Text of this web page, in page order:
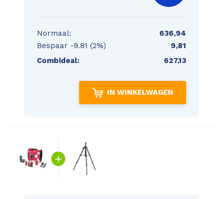
Normaal:
636,94
Bespaar -9.81 (2%)
9,81
Combideal:
627,13
IN WINKELWAGEN